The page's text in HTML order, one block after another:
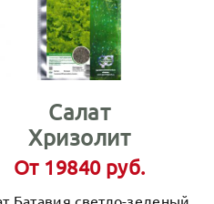
Салат
Хризолит
От 19840 руб.
Батавия светло-зеленый